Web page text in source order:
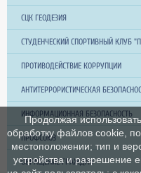
СЦК ГЕОДЕЗИЯ
СТУДЕНЧЕСКИЙ СПОРТИВНЫЙ КЛУБ
ПРОТИВОДЕЙСТВИЕ КОРРУПЦИИ
АНТИТЕРРОРИСТИЧЕСКАЯ
ИНФОРМАЦИОННАЯ БЕЗОПАСНОСТЬ
ПРОФСОЮЗ
ОБРАЩЕНИЕ ГРАЖДАН
Продолжая
обработку файлов cookie,
местоположении; тип и
устройства и разрешение